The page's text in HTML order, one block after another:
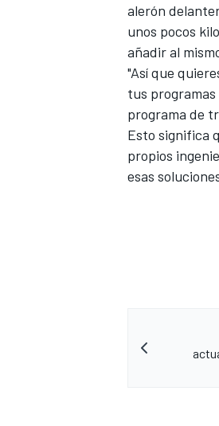
alerón
unos pocos
añadir al
"Así que
tus
programa de
Esto significa
propios
esas